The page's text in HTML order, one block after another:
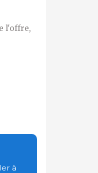
l'offre,
Sur
à